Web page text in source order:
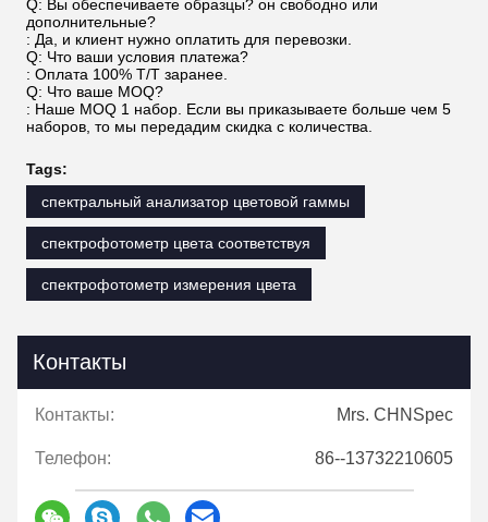
Q: Вы обеспечиваете образцы? он свободно или
дополнительные?
: Да, и клиент нужно оплатить для перевозки.
Q: Что ваши условия платежа?
: Оплата 100% T/T заранее.
Q: Что ваше MOQ?
: Наше MOQ 1 набор. Если вы приказываете больше чем 5
наборов, то мы передадим скидка с количества.
Tags:
спектральный анализатор цветовой гаммы
спектрофотометр цвета соответствуя
спектрофотометр измерения цвета
Контакты
Контакты: Mrs. CHNSpec
Телефон: 86--13732210605